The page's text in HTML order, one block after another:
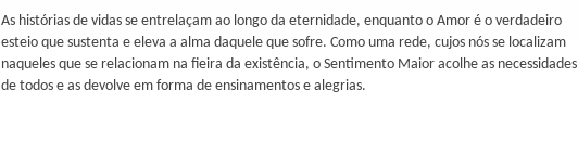
As histórias de vidas se entrelaçam ao longo da eternidade, enquanto o Amor é o verdadeiro
esteio que sustenta e eleva a alma daquele que sofre. Como uma rede, cujos nós se localizam
naqueles que se relacionam na fieira da existência, o Sentimento Maior acolhe as necessidades
de todos e as devolve em forma de ensinamentos e alegrias.